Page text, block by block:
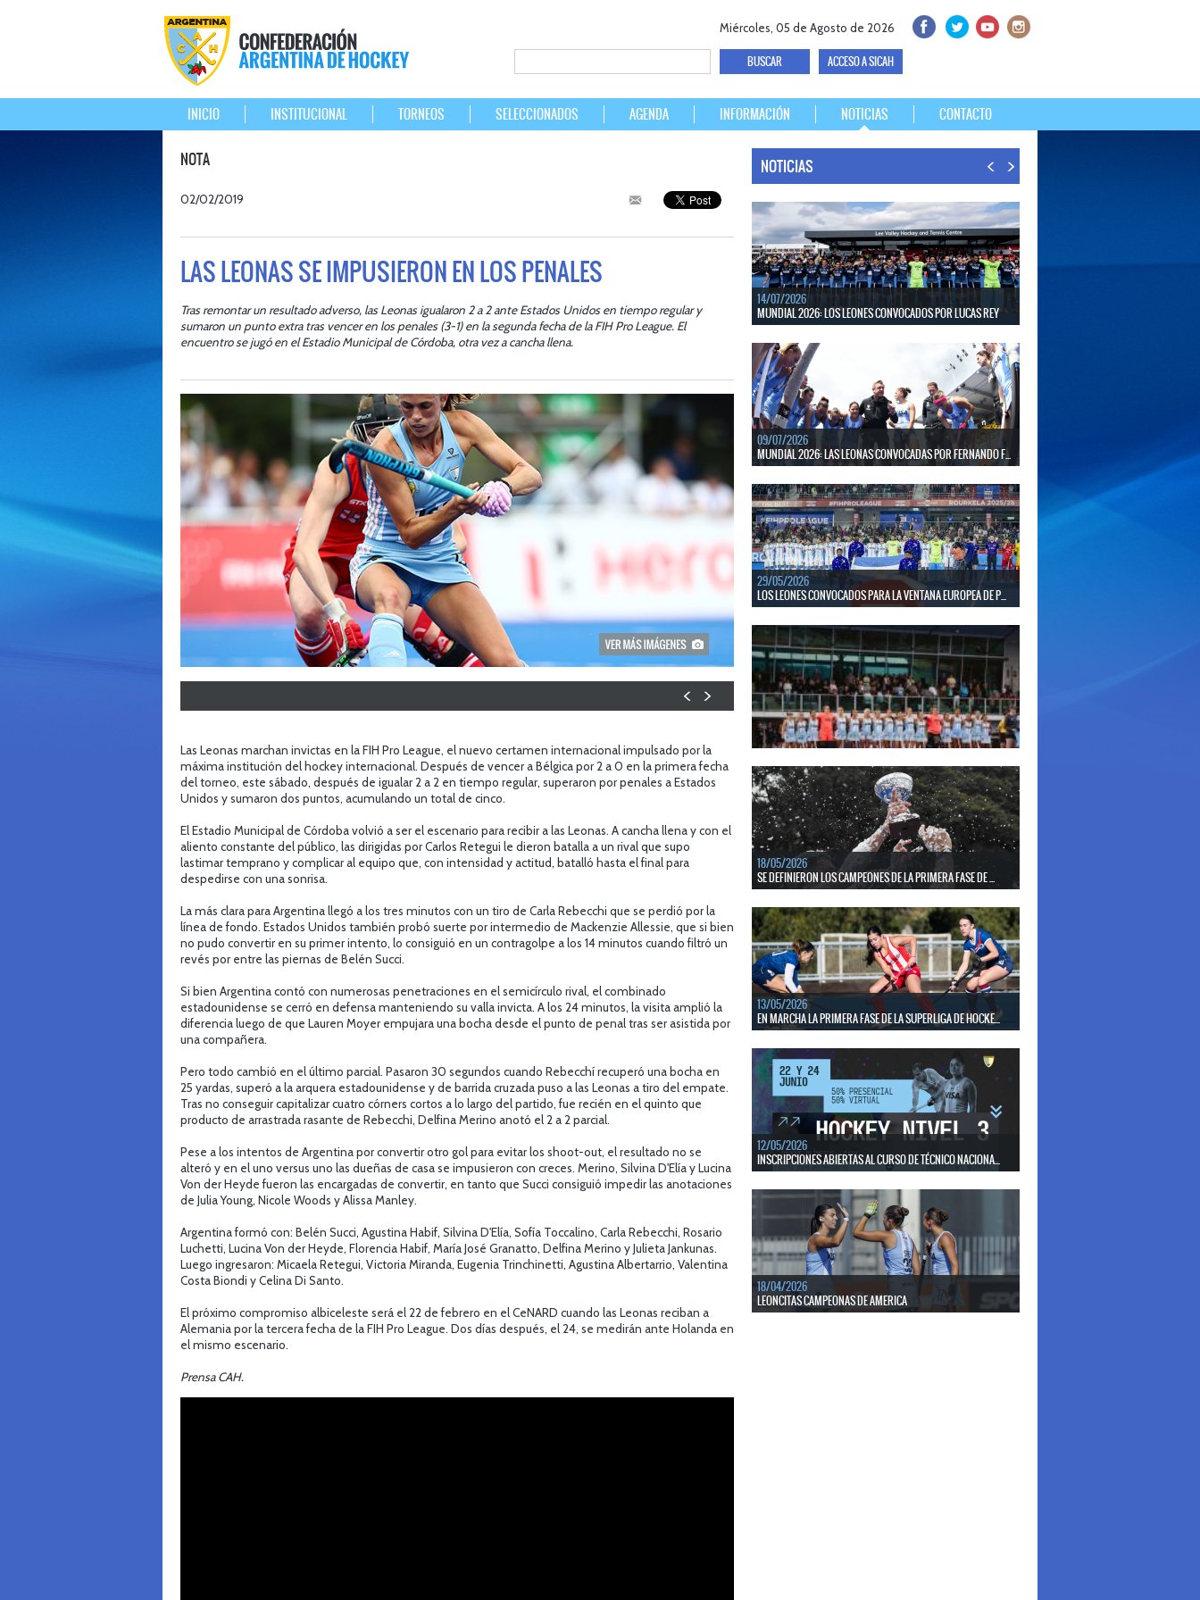
Miércoles, 05 de Agosto de 2026
ACCESO A SICAH
INICIO INSTITUCIONAL TORNEOS SELECCIONADOS AGENDA INFORMACIÓN NOTICIAS CONTACTO
NOTA
02/02/2019
LAS LEONAS SE IMPUSIERON EN LOS PENALES
Tras remontar un resultado adverso, las Leonas igualaron 2 a 2 ante Estados Unidos en tiempo regular y
sumaron un punto extra tras vencer en los penales (3-1) en la segunda fecha de la FIH Pro League. El
encuentro se jugó en el Estadio Municipal de Córdoba, otra vez a cancha llena.
Las Leonas marchan invictas en la FIH Pro League, el nuevo certamen internacional impulsado por la
máxima institución del hockey internacional. Después de vencer a Bélgica por 2 a 0 en la primera fecha
del torneo, este sábado, después de igualar 2 a 2 en tiempo regular, superaron por penales a Estados
Unidos y sumaron dos puntos, acumulando un total de cinco.
El Estadio Municipal de Córdoba volvió a ser el escenario para recibir a las Leonas. A cancha llena y con el
aliento constante del público, las dirigidas por Carlos Retegui le dieron batalla a un rival que supo
lastimar temprano y complicar al equipo que, con intensidad y actitud, batalló hasta el final para
despedirse con una sonrisa.
La más clara para Argentina llegó a los tres minutos con un tiro de Carla Rebecchi que se perdió por la
línea de fondo. Estados Unidos también probó suerte por intermedio de Mackenzie Allessie, que si bien
no pudo convertir en su primer intento, lo consiguió en un contragolpe a los 14 minutos cuando filtró un
revés por entre las piernas de Belén Succi.
Si bien Argentina contó con numerosas penetraciones en el semicírculo rival, el combinado
estadounidense se cerró en defensa manteniendo su valla invicta. A los 24 minutos, la visita amplió la
diferencia luego de que Lauren Moyer empujara una bocha desde el punto de penal tras ser asistida por
una compañera.
Pero todo cambió en el último parcial. Pasaron 30 segundos cuando Rebecchí recuperó una bocha en
25 yardas, superó a la arquera estadounidense y de barrida cruzada puso a las Leonas a tiro del empate.
Tras no conseguir capitalizar cuatro córners cortos a lo largo del partido, fue recién en el quinto que
producto de arrastrada rasante de Rebecchi, Delfina Merino anotó el 2 a 2 parcial.
Pese a los intentos de Argentina por convertir otro gol para evitar los shoot-out, el resultado no se
alteró y en el uno versus uno las dueñas de casa se impusieron con creces. Merino, Silvina D'Elía y Lucina
Von der Heyde fueron las encargadas de convertir, en tanto que Succi consiguió impedir las anotaciones
de Julia Young, Nicole Woods y Alissa Manley.
Argentina formó con: Belén Succi, Agustina Habif, Silvina D'Elía, Sofía Toccalino, Carla Rebecchi, Rosario
Luchetti, Lucina Von der Heyde, Florencia Habif, María José Granatto, Delfina Merino y Julieta Jankunas.
Luego ingresaron: Micaela Retegui, Victoria Miranda, Eugenia Trinchinetti, Agustina Albertarrio, Valentina
Costa Biondi y Celina Di Santo.
El próximo compromiso albiceleste será el 22 de febrero en el CeNARD cuando las Leonas reciban a
Alemania por la tercera fecha de la FIH Pro League. Dos días después, el 24, se medirán ante Holanda en
el mismo escenario.
Prensa CAH.
NOTICIAS
14/07/2026
MUNDIAL 2026: LOS LEONES CONVOCADOS POR LUCAS REY
Bélgica.
LEER MÁS
09/07/2026
MUNDIAL 2026: LAS LEONAS CONVOCADAS POR FERNANDO F...
Bajos y Bélgica.
LEER MÁS
29/05/2026
LOS LEONES CONVOCADOS PARA LA VENTANA EUROPEA DE P...
ventanas de Pro League 2025-26 en Inglaterra y Alemania.
LEER MÁS
22/05/2026
LAS LEONAS CONVOCADAS PARA LA VENTANA EUROPEA DE P...
En junio, el seleccionado nacional disputará las últimas dos
ventanas de Pro League 2025-26 en Bélgica e Inglaterra.
LEER MÁS
18/05/2026
SE DEFINIERON LOS CAMPEONES DE LA PRIMERA FASE DE ...
mejores clubes del país.
LEER MÁS
13/05/2026
EN MARCHA LA PRIMERA FASE DE LA SUPERLIGA DE HOCKE...
durante 5 días en todo el territorio nacional
LEER MÁS
12/05/2026
INSCRIPCIONES ABIERTAS AL CURSO DE TÉCNICO NACIONA...
18/04/2026
LEONCITAS CAMPEONAS DE AMERICA